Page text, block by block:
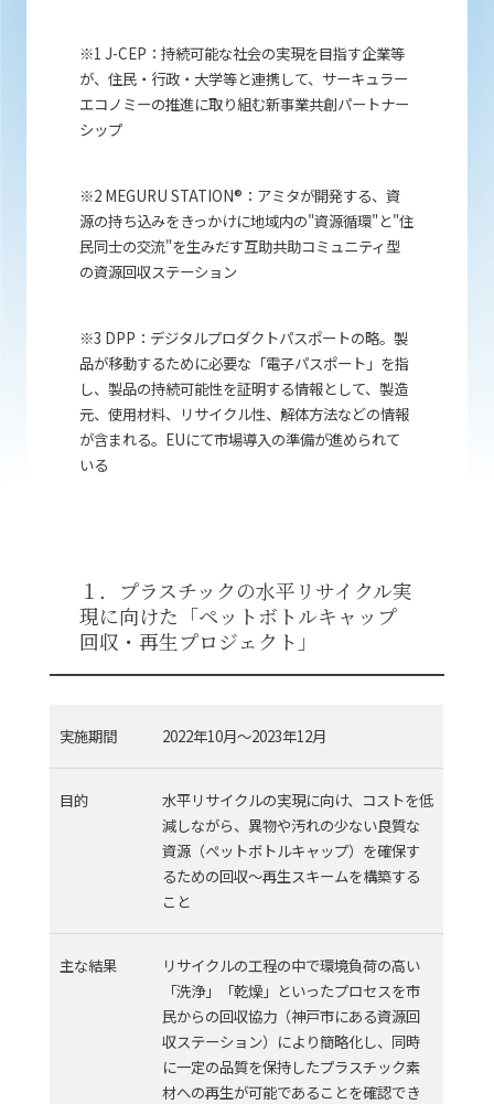
※1 J-CEP：持続可能な社会の実現を目指す企業等
が、住民・行政・大学等と連携して、サーキュラー
エコノミーの推進に取り組む新事業共創パートナー
シップ
※2 MEGURU STATION®：アミタが開発する、資
源の持ち込みをきっかけに地域内の"資源循環"と"住
民同士の交流"を生みだす互助共助コミュニティ型
の資源回収ステーション
※3 DPP： デジタルプロダクトパスポートの略。製
品が移動するために必要な「電子パスポート」を指
し、製品の持続可能性を証明する情報として、製造
元、使用材料、リサイクル性、解体方法などの情報
が含まれる。 EUにて市場導入の準備が進められて
いる
１．プラスチックの水平リサイクル実
現に向けた「ペットボトルキャップ
回収・再生プロジェクト」
実施期間 2022年10月～2023年12月
目的
水平リサイクルの実現に向け、コストを低
減しながら、異物や汚れの少ない良質な
資源（ペットボトルキャップ）を確保す
るための回収～再生スキームを構築する
こと
主な結果
リサイクルの工程の中で環境負荷の高い
「洗浄」「乾燥」といったプロセスを市
民からの回収協力（神戸市にある資源回
収ステーション）により簡略化し、同時
に一定の品質を保持したプラスチック素
材への再生が可能であることを確認でき